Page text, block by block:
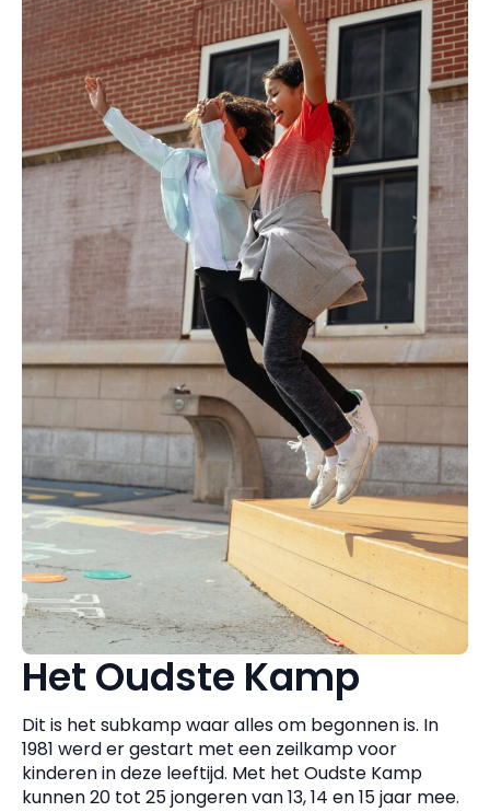
Het Oudste Kamp
Dit is het subkamp waar alles om begonnen is. In
1981 werd er gestart met een zeilkamp voor
kinderen in deze leeftijd. Met het Oudste Kamp
kunnen 20 tot 25 jongeren van 13, 14 en 15 jaar mee.